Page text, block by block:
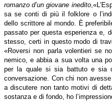
romanzo d’un giovane inedito
sa se conti di più il folklore o
dello scrittore al mondo. È
passato per questa esperienza e,
stesso, certi in questo modo di
«Roversi non parla volentieri se
nemico, e abbia a sua volta una
per la quale si sia battuto e sia
conversazione. Con chi non
a discutere non tanto motivi di
sostanza e di fondo, ho